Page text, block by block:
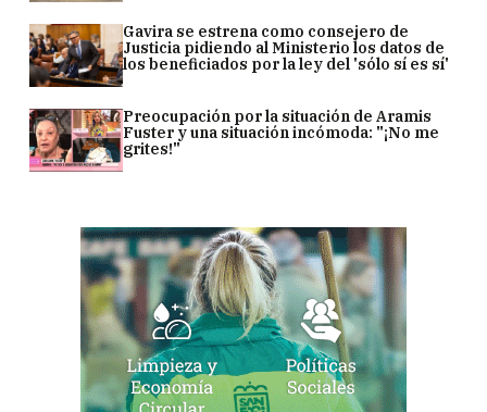
Gavira se estrena como consejero de
Justicia pidiendo al Ministerio los datos de
los beneficiados por la ley del 'sólo sí es sí'
Preocupación por la situación de Aramis
Fuster y una situación incómoda: "¡No me
grites!"